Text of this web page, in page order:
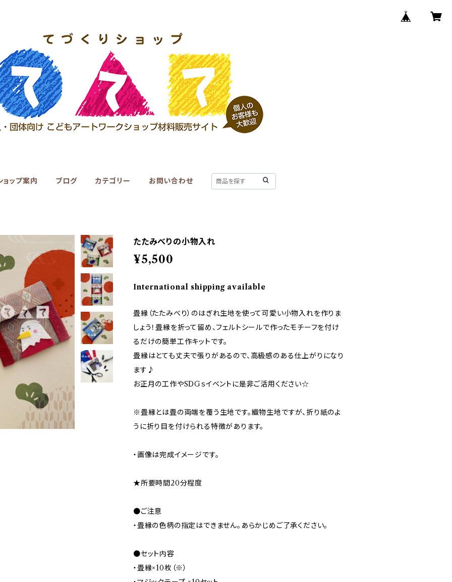
ョップ案内 ブログ カテゴリー お問い合わせ
たたみべりの小物入れ
¥5,500
International shipping available
畳縁（たたみべり）のはぎれ生地を使って可愛い小物入れを作りま
しょう！畳縁を折って留め、フェルトシールで作ったモチーフを付け
るだけの簡単工作キットです。
畳縁はとても丈夫で張りがあるので、高級感のある仕上がりになり
ます♪
お正月の工作やSDGｓイベントに是非ご活用ください☆
※畳縁とは畳の両端を覆う生地です。織物生地ですが、折り紙のよ
うに折り目を付けられる特徴があります。
・画像は完成イメージです。
★所要時間20分程度
●ご注意
・畳縁の色柄の指定はできません。あらかじめご了承ください。
●セット内容
・畳縁×10枚（※）